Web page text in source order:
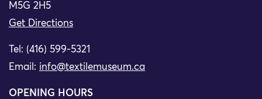
M5G 2H5
Get Directions
Tel: (416) 599-5321
Email: info@textilemuseum.ca
OPENING HOURS